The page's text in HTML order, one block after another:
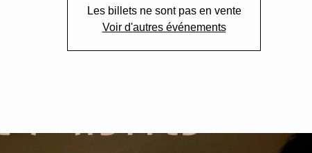
Les billets ne sont pas en vente
Voir d'autres événements